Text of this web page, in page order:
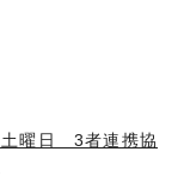
曜日 3者連携協